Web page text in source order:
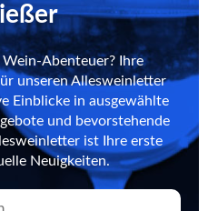
Abenteuer? Ihre
unseren Allesweinletter
Einblicke in ausgewählte
und bevorstehende
ist Ihre erste
Neuigkeiten.